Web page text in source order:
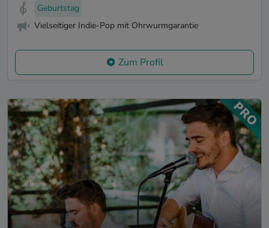
Geburtstag
Vielseitiger Indie-Pop mit Ohrwurmgarantie
Zum Profil